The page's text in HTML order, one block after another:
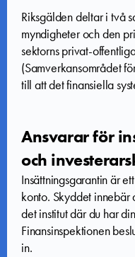
Riksgälden deltar i två
myndigheter och den
sektorns privat-
(Samverkansområdet
till att det finansiella
Ansvarar för
och
Insättningsgarantin är
konto. Skyddet innebär
det institut där du har
Finansinspektionen
in.